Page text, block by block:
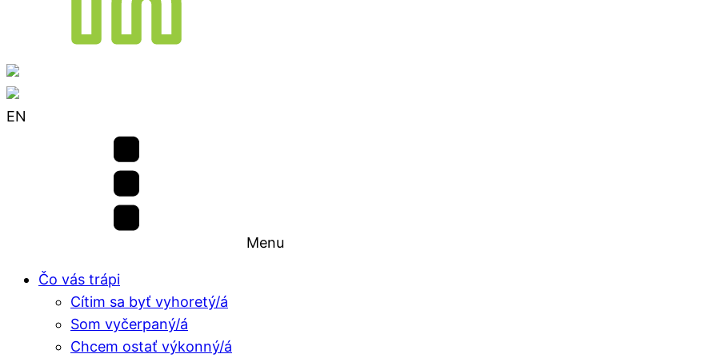
EN
Menu
Čo vás trápi
Cítim sa byť vyhoretý/á
Som vyčerpaný/á
Chcem ostať výkonný/á